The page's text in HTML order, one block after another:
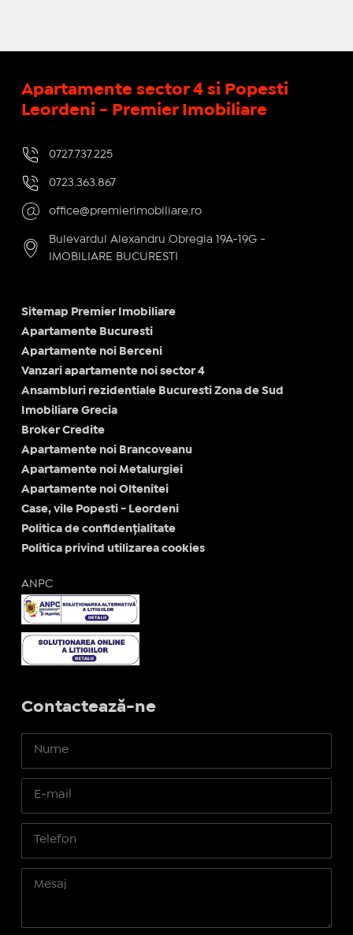
Apartamente sector 4 si Popesti
Leordeni - Premier Imobiliare
0727.737.225
0723.363.867
office@premierimobiliare.ro
Bulevardul Alexandru Obregia 19A-19G -
IMOBILIARE BUCURESTI
Sitemap Premier Imobiliare
Apartamente Bucuresti
Apartamente noi Berceni
Vanzari apartamente noi sector 4
Ansambluri rezidentiale Bucuresti Zona de Sud
Imobiliare Grecia
Broker Credite
Apartamente noi Brancoveanu
Apartamente noi Metalurgiei
Apartamente noi Oltenitei
Case, vile Popesti - Leordeni
Politica de confidențialitate
Politica privind utilizarea cookies
ANPC
Contactează-ne